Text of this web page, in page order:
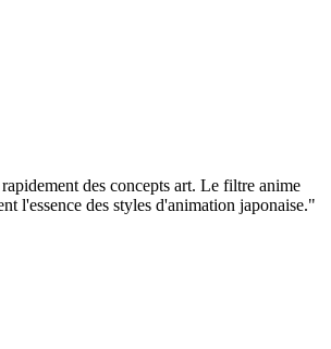
des concepts art. Le filtre anime
l'essence des styles d'animation japonaise."